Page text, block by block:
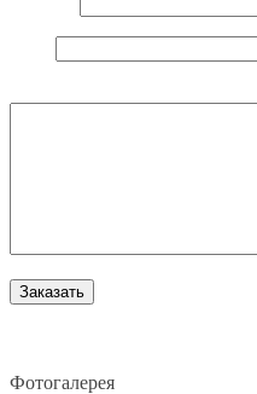
Фотогалерея